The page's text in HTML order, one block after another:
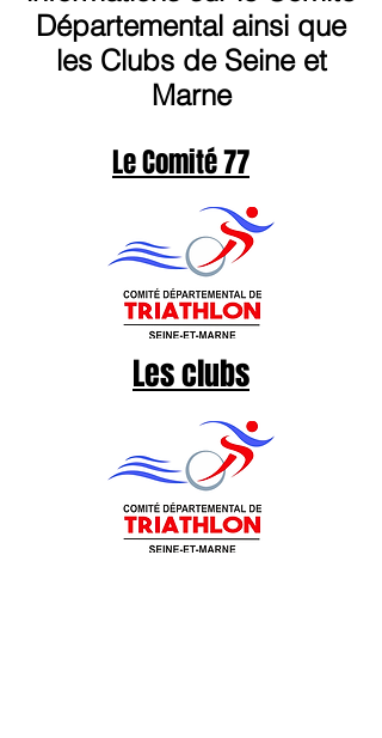
Départemental ainsi que
les Clubs de Seine et
Marne
Le Comité 77
Les clubs